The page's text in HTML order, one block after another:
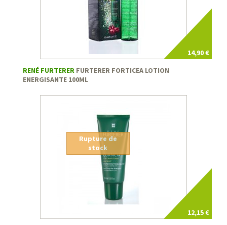
14,90 €
RENÉ FURTERER FURTERER FORTICEA LOTION
ENERGISANTE 100ML
12,15 €
Rupture de
stock